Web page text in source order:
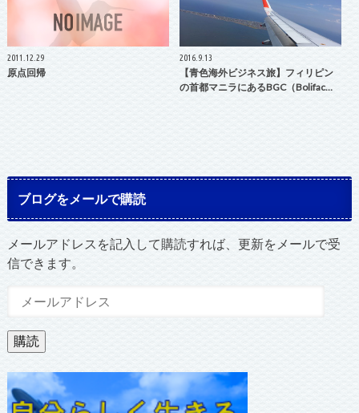
2011.12.29
原点回帰
2016.9.13
【青色海外ビジネス旅】フィリピン
の首都マニラにあるBGC（Bolifac…
ブログをメールで購読
メールアドレスを記入して購読すれば、更新をメールで受
信できます。
ル
ア
ド
レ
ス
購読